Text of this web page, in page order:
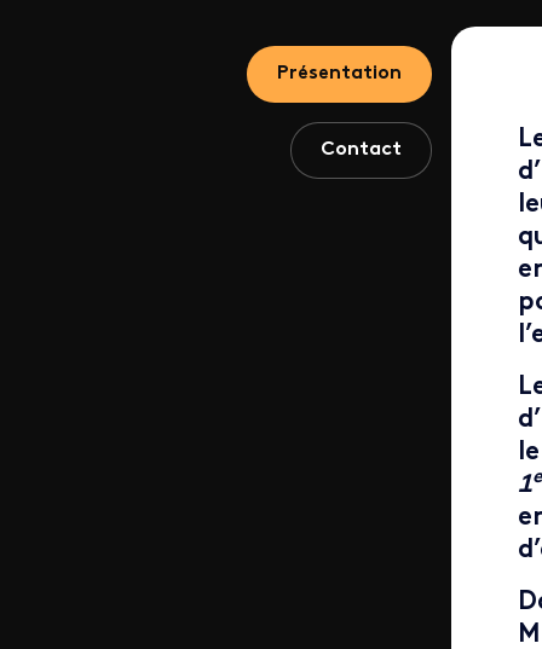
Présentation
Contact
1